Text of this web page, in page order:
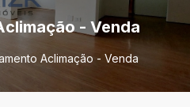
- Venda
Aclimação - Venda